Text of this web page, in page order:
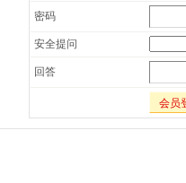
密码
安全提问
回答
会员